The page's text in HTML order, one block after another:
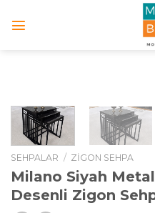
SEHPALAR / ZIGON SEHPA
Milano Siyah
Desenli Zigon